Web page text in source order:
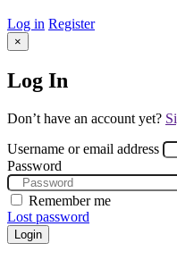
Log in Register
×
Log In
Don’t have an account yet?
Username or email address
Password
Remember me
Lost password
Login